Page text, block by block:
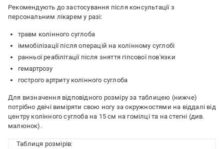
Рекомендують до застосування після консультації з
персональним лікарем у разі:
травм колінного суглоба
іммобілізації після операцій на колінному суглобі
ранньої реабілітації після зняття гіпсової пов'язки
гемартрозу
гострого артриту колінного суглоба
Для визначення відповідного розміру за таблицею (нижче)
потрібно двічі виміряти свою ногу за окружностями на віддалі від
центру колінного суглоба на 15 см на гомілці та на стегні (див.
малюнок).
Таблиця розмірів: